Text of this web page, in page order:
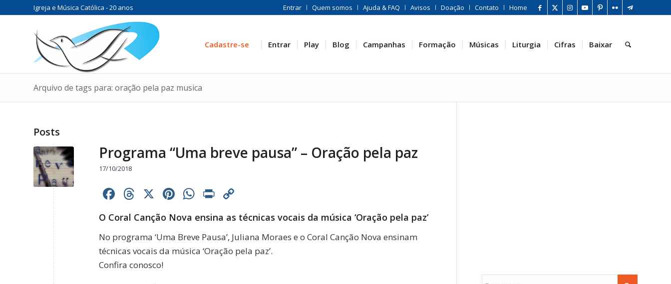
Entrar Quem somos Ajuda & FAQ Avisos Doação Contato Home
Igreja e Música Católica - 20 anos
Cadastre-se Entrar Play Blog Campanhas Formação Músicas Liturgia Cifras Baixar
Arquivo de tags para: oração pela paz musica
Posts
Programa “Uma breve pausa” – Oração pela paz
17/10/2018
Facebook
Threads
X Pinterest
WhatsApp
Print
Link
O Coral Canção Nova ensina as técnicas vocais da música ‘Oração pela paz’
No programa ‘Uma Breve Pausa’, Juliana Moraes e o Coral Canção Nova ensinam
técnicas vocais da música ‘Oração pela paz’.
Confira conosco!